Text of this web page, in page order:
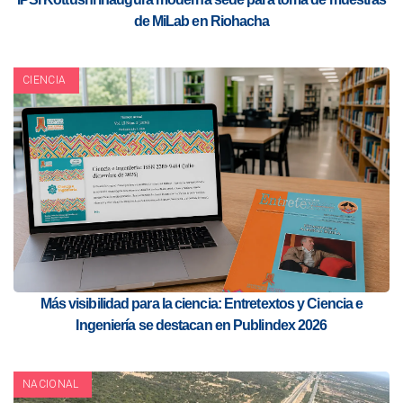
de MiLab en Riohacha
CIENCIA
Más visibilidad para la ciencia: Entretextos y Ciencia e
Ingeniería se destacan en Publindex 2026
NACIONAL